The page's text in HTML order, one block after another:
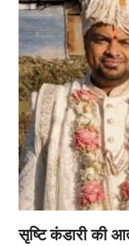
सृष्टि कंडारी की